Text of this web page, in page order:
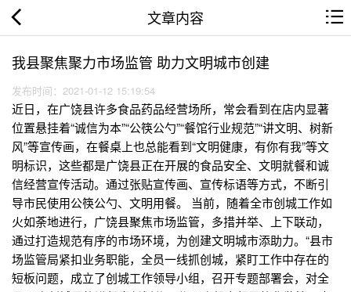
文章内容
我县聚焦聚力市场监管 助力文明城市创建
发布时间：2021-01-12 15:19:54
近日，在广饶县许多食品药品经营场所，常会看到在店内显著
位置悬挂着“诚信为本”“公筷公勺”“餐馆行业规范”“讲文明、树新
风”等宣传画，在餐桌上也总能看到“文明健康，有你有我”等文
明标识，这些都是广饶县正在开展的食品安全、文明就餐和诚
信经营宣传活动。通过张贴宣传画、宣传标语等方式，不断引
导市民使用公筷公勺、文明用餐。 当前，随着全市创城工作如
火如荼地进行，广饶县聚焦市场监管，多措并举、上下联动，
通过打造规范有序的市场环境，为创建文明城市添助力。“县市
场监管局紧扣业务职能，全员一线抓创城，紧盯工作中存在的
短板问题，成立了创城工作领导小组，召开专题部署会，对全